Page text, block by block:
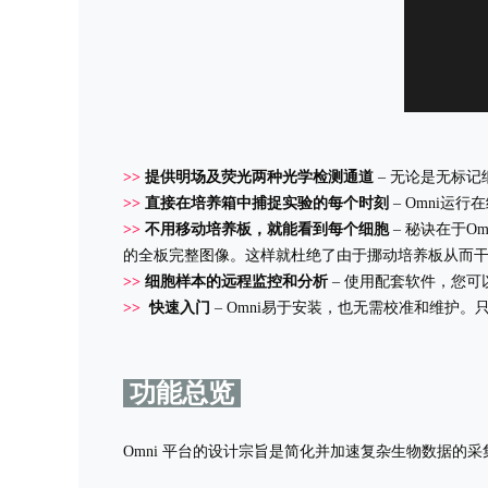
>> 提供明场及荧光两种光学检测通道 – 无论是无标记
>> 直接在培养箱中捕捉实验的每个时刻 – Omni运行
>> 不用移动培养板，就能看到每个细胞 – 秘诀在于
的全板完整图像。这样就杜绝了由于挪动培养板从而
>> 细胞样本的远程监控和分析 – 使用配套软件，您可
>> 快速入门 – Omni易于安装，也无需校准和维护。
功能总览
Omni 平台的设计宗旨是简化并加速复杂生物数据的